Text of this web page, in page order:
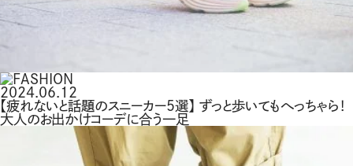
2024.06.12
【疲れないと話題のスニーカー5選】 ずっと歩いてもへっちゃら！
大人のお出かけコーデに合う一足